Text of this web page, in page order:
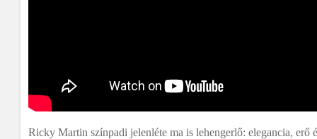
Ricky Martin színpadi jelenléte ma is lehengerlő: elegancia, erő